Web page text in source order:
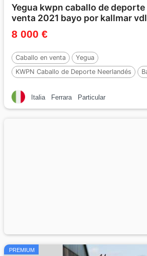
Yegua kwpn caballo de
venta 2021 bayo por kallmar vdl
8 000 €
Caballo en venta
Yegua
KWPN Caballo de Deporte Neerlandés
Italia
Ferrara Particular
PREMIUM